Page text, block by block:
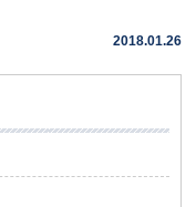
2018.01.26